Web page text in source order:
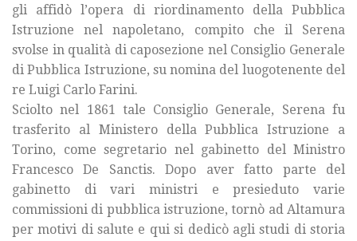
gli affidò l’opera di riordinamento della Pubblica
Istruzione nel napoletano, compito che il Serena
svolse in qualità di caposezione nel Consiglio Generale
di Pubblica Istruzione, su nomina del luogotenente del
re Luigi Carlo Farini.
Sciolto nel 1861 tale Consiglio Generale, Serena fu
trasferito al Ministero della Pubblica Istruzione a
Torino, come segretario nel gabinetto del Ministro
Francesco De Sanctis. Dopo aver fatto parte del
gabinetto di vari ministri e presieduto varie
commissioni di pubblica istruzione, tornò ad Altamura
per motivi di salute e qui si dedicò agli studi di storia